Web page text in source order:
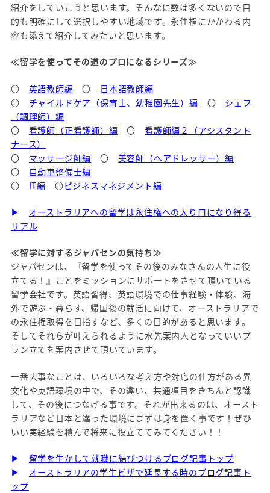
紹介をしていこうと思います。そんなに数は多くないので目
的も明確にして選択しやすい地域です。永住権にかかわる内
容も添えて紹介してみたいと思います。
≪留学を使ってその道のプロになるシリーズ≫
〇 英語教師編 〇 日本語教師編
〇 チャイルドケア（保育士、幼稚園先生）編 〇 シェフ
（調理師）編
〇 看護師（正看護師）編 〇看護師編２
（アシスタント
ナース）
〇 マッサージ師編 〇 美容師（ヘアドレッサー）編
〇
自動車整備士編
〇 IT編 〇ビジネスマネジメント編
▶
オーストラリアへの留学は永住権への入り口になり得る
リアル
≪留学に対するジャパセンの気持ち≫
ジャパセンは、『留学を使ってその後のみなさんの人生に役
立てる！』ことをミッションにサポートをさせて頂いている
留学会社です。英語習得、英語環境での仕事経験・体験、海
外で遊ぶ・暮らす、帰国後の就活に向けて、オーストラリアで
の永住権取得を目指すなど、多くの目的があると思います。
そしてそれらが叶えられるように水先案内人となっていいプ
ラン立てを案内させて頂いています。
一番大事なことは、いろいろな考え方や対応の仕方がある異
文化や英語環境の中で、その違い、共通項目をきちんと認識
して、その後につなげる事です。それが出来るのは、オースト
ラリアなど日本と違った環境にまずは身を置く事です！ぜひ
いい実経験を積んで将来に役立ててみてください！！
▶
留学を生かして就職に結びつけるブログ記事トップ
▶
オーストラリアの学生ビザで延長する時のブログ記事ト
ップ